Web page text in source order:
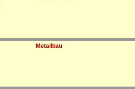
Metallbau